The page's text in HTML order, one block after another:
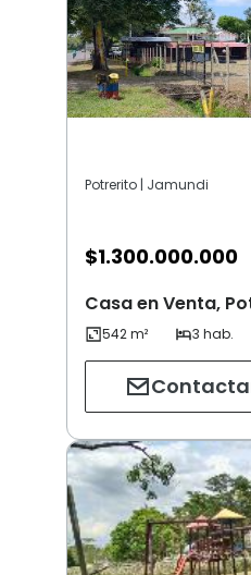
Potrerito | Jamundi
$1.300.000.000
Casa en Venta,